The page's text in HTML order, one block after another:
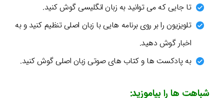
تا جایی که می توانید به زبان انگلیسی گوش کنید.
تلویزیون را بر روی برنامه هایی با زبان اصلی تنظیم کنید و به
اخبار گوش دهید.
به پادکست ها و کتاب های صوتی زبان اصلی گوش کنید.
شباهت ها را بیاموزید: